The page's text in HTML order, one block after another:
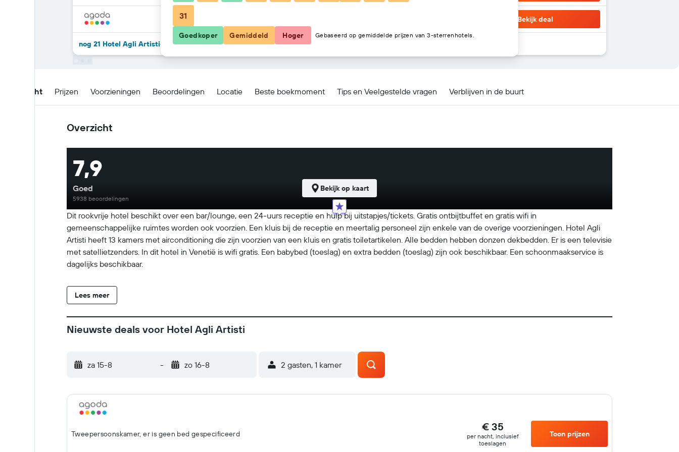
Bekijk deal
nog 21 Hotel Agli Artisti-deals
Overzicht Prijzen Voorzieningen Beoordelingen Locatie Beste boekmoment Tips en Veelgestelde vragen Verblijven in de buurt
Overzicht
Dit rookvrije hotel beschikt over een bar/lounge, een 24-uurs receptie en hulp bij uitstapjes/tickets. Gratis ontbijtbuffet en gratis wifi in
gemeenschappelijke ruimtes worden ook voorzien. Een kluis bij de receptie en meertalig personeel zijn enkele van de overige voorzieningen. Hotel Agli
Artisti heeft 13 kamers met airconditioning die zijn voorzien van een kluis en gratis toiletartikelen. Alle bedden hebben donzen dekbedden. Er is een televisie
met satellietzenders. In dit hotel in Venetië is wifi gratis. Een babybed (toeslag) en extra bedden (toeslag) zijn ook beschikbaar. Een schoonmaakservice is
dagelijks beschikbaar.
Lees meer
7,9
Goed
5938 beoordelingen
Bekijk op kaart
Nieuwste deals voor Hotel Agli Artisti
za 15-8 - zo 16-8 2 gasten, 1 kamer
Tweepersoonskamer, er is geen bed gespecificeerd
€ 35
per nacht, inclusief
toeslagen
Toon prijzen
31
Goedkoper Gemiddeld Hoger Gebaseerd op gemiddelde prijzen van 3-sterrenhotels.